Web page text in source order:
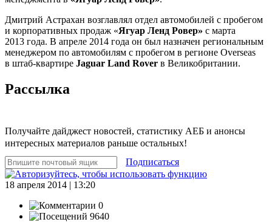
Дмитрий Астрахан возглавлял отдел автомобилей с пробегом
и корпоративных продаж «Ягуар Ленд Ровер» с марта
2013 года. В апреле 2014 года он был назначен региональным
менеджером по автомобилям с пробегом в регионе Overseas
в штаб-квартире Jaguar Land Rover в Великобритании.
Рассылка
Получайте дайджест новостей, статистику АЕБ и анонсы
интересных материалов раньше остальных!
Подписаться
18 апреля 2014 | 13:20
0
9640